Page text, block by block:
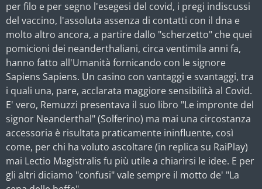
per filo e per segno l'esegesi del covid, i pregi indiscussi
del vaccino, l'assoluta assenza di contatti con il dna e
molto altro ancora, a partire dallo "scherzetto" che quei
pomicioni dei neanderthaliani, circa ventimila anni fa,
hanno fatto all'Umanità fornicando con le signore
Sapiens Sapiens. Un casino con vantaggi e svantaggi, tra
i quali una, pare, acclarata maggiore sensibilità al Covid.
E' vero, Remuzzi presentava il suo libro "Le impronte del
signor Neanderthal" (Solferino) ma mai una circostanza
accessoria è risultata praticamente ininfluente, così
come, per chi ha voluto ascoltare (in replica su RaiPlay)
mai Lectio Magistralis fu più utile a chiarirsi le idee. E per
gli altri diciamo "confusi" vale sempre il motto de' "La